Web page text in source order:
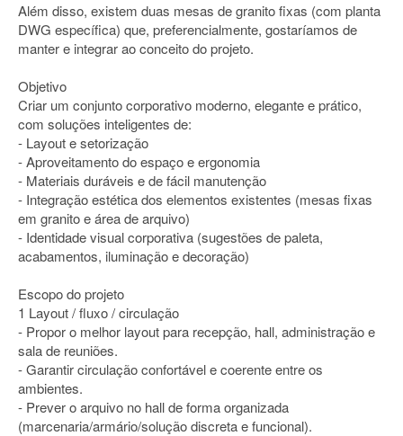
Além disso, existem duas mesas de granito fixas (com planta
DWG específica) que, preferencialmente, gostaríamos de
manter e integrar ao conceito do projeto.
Objetivo
Criar um conjunto corporativo moderno, elegante e prático,
com soluções inteligentes de:
- Layout e setorização
- Aproveitamento do espaço e ergonomia
- Materiais duráveis e de fácil manutenção
- Integração estética dos elementos existentes (mesas fixas
em granito e área de arquivo)
- Identidade visual corporativa (sugestões de paleta,
acabamentos, iluminação e decoração)
Escopo do projeto
1 Layout / fluxo / circulação
- Propor o melhor layout para recepção, hall, administração e
sala de reuniões.
- Garantir circulação confortável e coerente entre os
ambientes.
- Prever o arquivo no hall de forma organizada
(marcenaria/armário/solução discreta e funcional).